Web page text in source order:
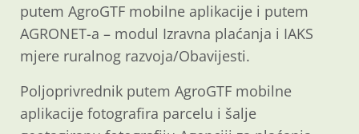
putem AgroGTF mobilne aplikacije i putem
AGRONET-a – modul Izravna plaćanja i IAKS
mjere ruralnog razvoja/Obavijesti.
Poljoprivrednik putem AgroGTF mobilne
aplikacije fotografira parcelu i šalje